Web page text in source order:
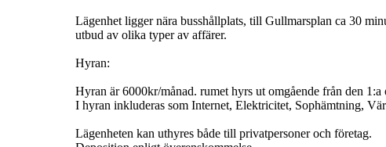
Lägenhet ligger nära busshållplats, till Gullmarsplan ca 30
utbud av olika typer av affärer.
Hyran:
Hyran är 6000kr/månad. rumet hyrs ut omgående från den 1:a
I hyran inkluderas som Internet, Elektricitet, Sophämtning,
Lägenheten kan uthyres både till privatpersoner och företag.